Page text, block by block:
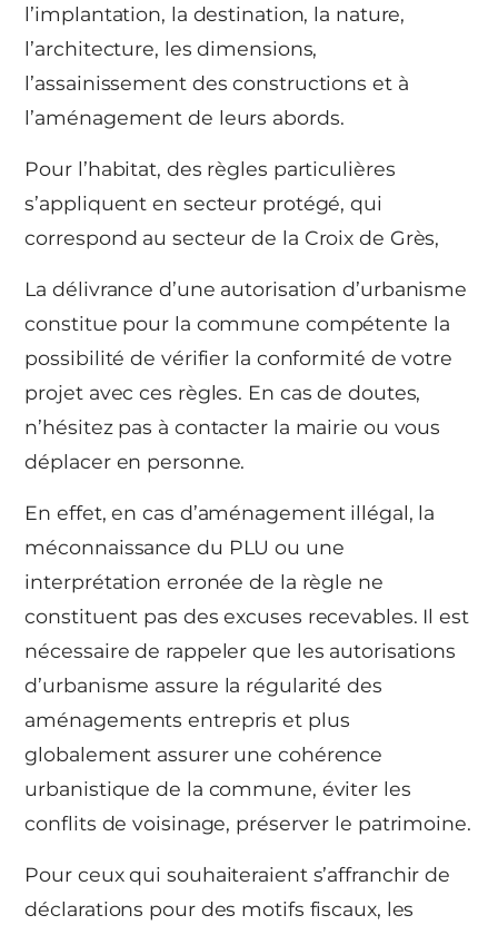
l’implantation, la destination, la nature,
l’architecture, les dimensions,
l’assainissement des constructions et à
l’aménagement de leurs abords.
Pour l’habitat, des règles particulières
s’appliquent en secteur protégé, qui
correspond au secteur de la Croix de Grès,
La délivrance d’une autorisation d’urbanisme
constitue pour la commune compétente la
possibilité de vérifier la conformité de votre
projet avec ces règles. En cas de doutes,
n’hésitez pas à contacter la mairie ou vous
déplacer en personne.
En effet, en cas d’aménagement illégal, la
méconnaissance du PLU ou une
interprétation erronée de la règle ne
constituent pas des excuses recevables. Il est
nécessaire de rappeler que les autorisations
d’urbanisme assure la régularité des
aménagements entrepris et plus
globalement assurer une cohérence
urbanistique de la commune, éviter les
conflits de voisinage, préserver le patrimoine.
Pour ceux qui souhaiteraient s’affranchir de
déclarations pour des motifs fiscaux, les